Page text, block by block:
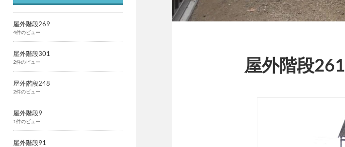
屋外階段269
4件のビュー
屋外階段301
2件のビュー
屋外階段248
2件のビュー
屋外階段9
1件のビュー
屋外階段91
屋外階段261